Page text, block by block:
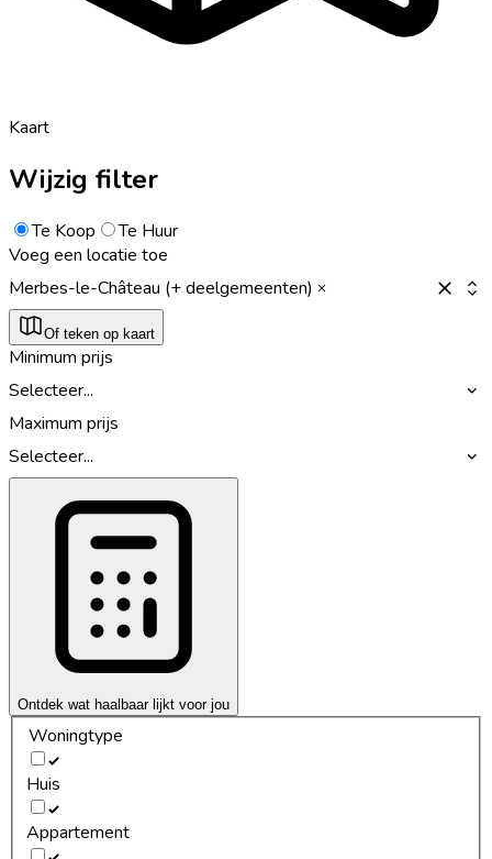
Kaart
Wijzig filter
Te Koop
Te Huur
Voeg een locatie toe
Merbes-le-Château (+ deelgemeenten)
Of teken op kaart
Minimum prijs
Selecteer...
Maximum prijs
Selecteer...
Ontdek wat haalbaar lijkt voor jou
Woningtype
Huis
Appartement